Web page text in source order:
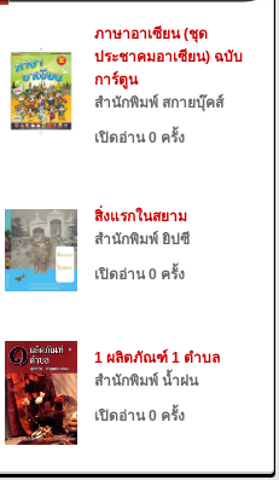
ภาษาอาเซียน (ชุด
ประชาคมอาเซียน) ฉบับ
การ์ตูน
สำนักพิมพ์ สกายบุ๊คส์
เปิดอ่าน 0 ครั้ง
สิ่งแรกในสยาม
สำนักพิมพ์ ยิปซี
เปิดอ่าน 0 ครั้ง
1 ผลิตภัณฑ์ 1 ตำบล
สำนักพิมพ์ น้ำฝน
เปิดอ่าน 0 ครั้ง